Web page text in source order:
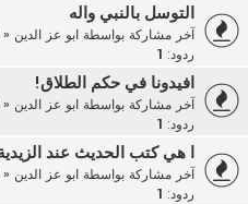
التوسل بالنبي واله
آخر مشاركة بواسطة ابو عز الدين«
ردود:
افيدونا في حكم الطلاق!
آخر مشاركة بواسطة ابو عز الدين«
ردود:
ا هي كتب الحديث عند الزيدية
آخر مشاركة بواسطة ابو عز الدين«
ردود: